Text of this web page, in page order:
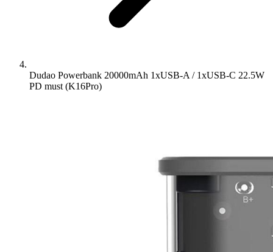
Dudao Powerbank 20000mAh 1xUSB-A / 1xUSB-C 22.5W
PD must (K16Pro)